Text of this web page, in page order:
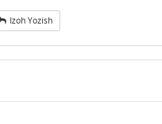
Izoh Yozish